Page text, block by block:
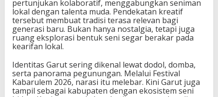
pertunjukan kolaboratif, menggabungkan seniman
lokal dengan talenta muda. Pendekatan kreatif
tersebut membuat tradisi terasa relevan bagi
generasi baru. Bukan hanya nostalgia, tetapi juga
ruang eksplorasi bentuk seni segar berakar pada
kearifan lokal.
Identitas Garut sering dikenal lewat dodol, domba,
serta panorama pegunungan. Melalui Festival
Kabarulem 2026, narasi itu melebar. Kini Garut juga
tampil sebagai kabupaten dengan ekosistem seni